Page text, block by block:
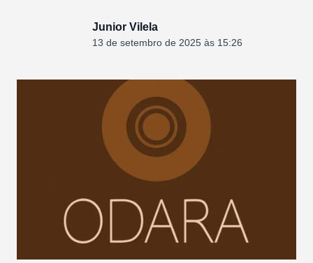
Junior Vilela
13 de setembro de 2025 às 15:26